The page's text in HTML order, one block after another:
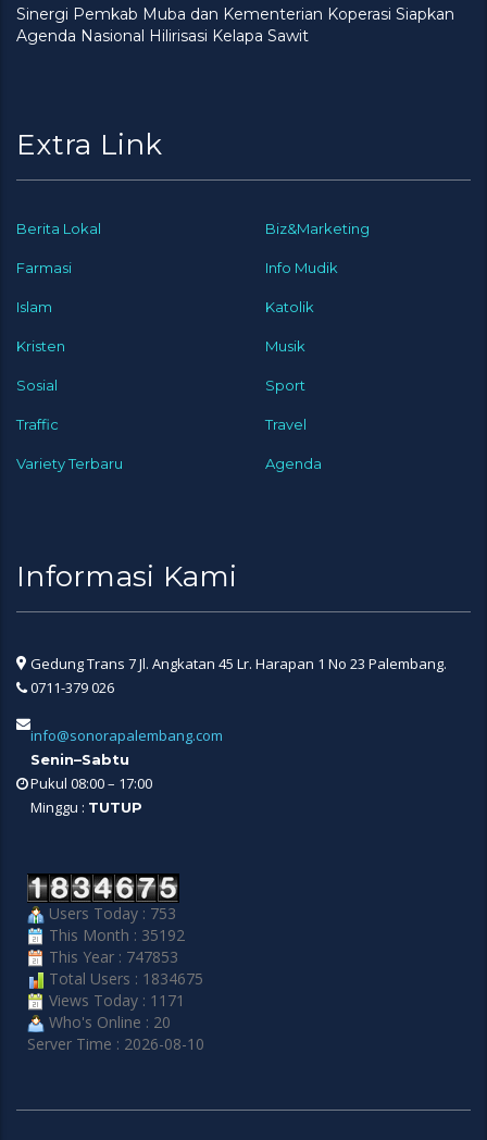
Sinergi Pemkab Muba dan Kementerian Koperasi Siapkan
Agenda Nasional Hilirisasi Kelapa Sawit
Extra Link
Berita Lokal Biz&Marketing
Farmasi Info Mudik
Islam Katolik
Kristen Musik
Sosial Sport
Traffic Travel
Variety Terbaru Agenda
Informasi Kami
Gedung Trans 7 Jl. Angkatan 45 Lr. Harapan 1 No 23 Palembang.
0711-379 026
info@sonorapalembang.com
Senin–Sabtu
Pukul 08:00 – 17:00
Minggu : TUTUP
Users Today : 753
This Month : 35192
This Year : 747853
Total Users : 1834675
Views Today : 1171
Who's Online : 20
Server Time : 2026-08-10